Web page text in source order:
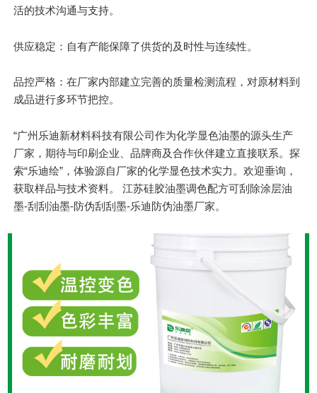
活的技术沟通与支持。
供应稳定：自有产能保障了供货的及时性与连续性。
品控严格：在厂家内部建立完善的质量检测流程，对原材料到
成品进行多环节把控。
“广州乐迪新材料科技有限公司作为化学显色油墨的源头生产
厂家，期待与印刷企业、品牌商及合作伙伴建立直接联系。探
索“乐迪绘”，体验源自厂家的化学显色技术实力。欢迎垂询，
获取样品与技术资料。 江苏硅胶油墨调色配方可刮除涂层油
墨-刮刮油墨-防伪刮刮墨-乐迪防伪油墨厂家。